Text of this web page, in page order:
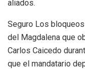
aliados.
Seguro Los
del Magdalena que
Carlos Caicedo
que el mandatario